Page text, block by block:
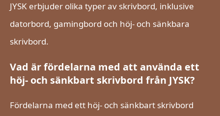
JYSK erbjuder olika typer av skrivbord, inklusive
datorbord, gamingbord och höj- och sänkbara
skrivbord.
Vad är fördelarna med att använda ett
höj- och sänkbart skrivbord från JYSK?
Fördelarna med ett höj- och sänkbart skrivbord